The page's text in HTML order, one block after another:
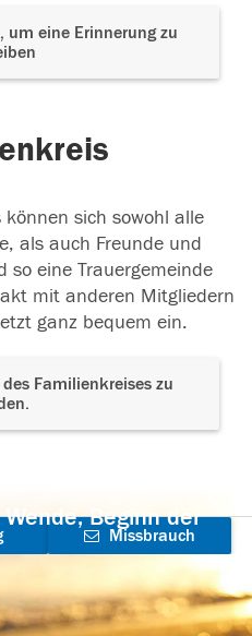
um eine Erinnerung zu
sich sowohl alle
als auch Freunde und
so eine Trauergemeinde
mit anderen Mitgliedern
ganz bequem ein.
Familienkreises zu
Beginn der
Missbrauch